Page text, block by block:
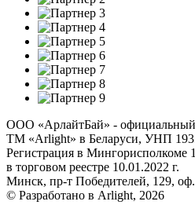
ООО «АрлайтБай» -
ТМ «Arlight» в Беларуси, УНП
Регистрация в Мингорисполкоме
в торговом реестре 10.01.2022 г.
Минск, пр-т Победителей, 129,
© Разработано в Arlight, 2026